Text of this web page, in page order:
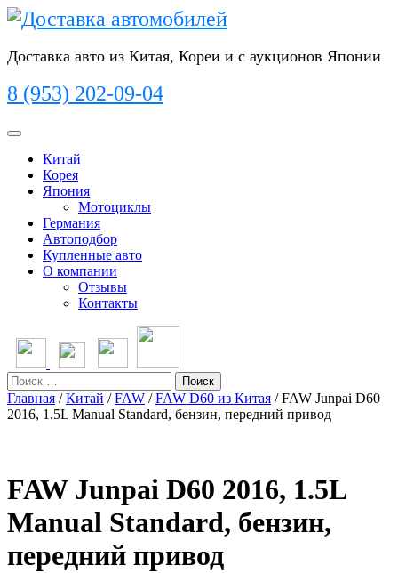
Перейти
Доставка авто из Китая, Кореи и с аукционов Японии
8 (953) 202-09-04
Кнопка
ОткрытьКитай
Корея
Япония
Мотоциклы
Германия
Автоподбор
Купленные авто
О компании
Отзывы
Контакты
Закрыть
Поиск
Главная /Китай /FAW /FAW D60 из Китая / FAW Junpai D60
2016, 1.5L Manual Standard, бензин, передний привод
FAW Junpai D60 2016, 1.5L
Manual Standard, бензин,
передний привод